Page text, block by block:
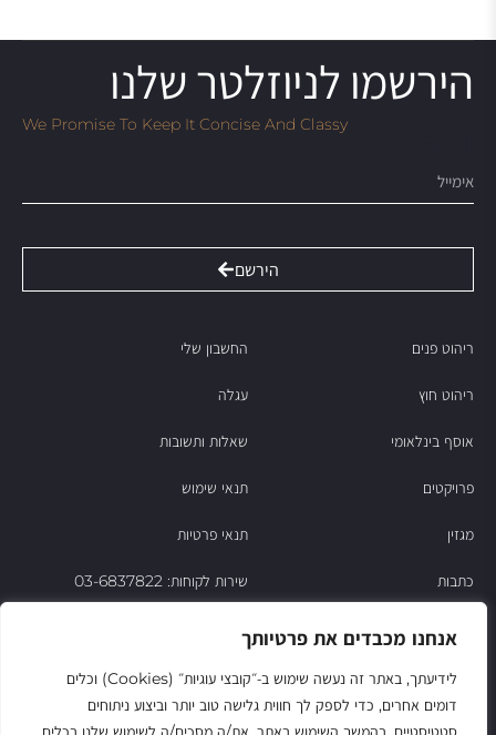
אנחנו מכבדים את פרטיותך
לידיעתך, באתר זה נעשה שימוש ב‑״קובצי עוגיות״ (Cookies) וכלים
דומים אחרים, כדי לספק לך חווית גלישה טוב יותר וביצוע ניתוחים
הירשמו לניוזלטר שלנו
We Promise To Keep It Concise And Classy
הירשם
ריהוט פנים
ריהוט חוץ
אוסף בינלאומי
פרויקטים
מגזין
כתבות
צור קשר
החשבון שלי
עגלה
שאלות ותשובות
תנאי שימוש
תנאי פרטיות
שירות לקוחות: 03-6837822